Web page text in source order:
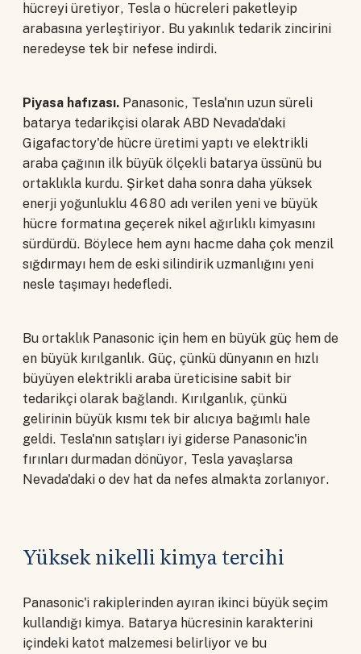
hücreyi üretiyor, Tesla o hücreleri paketleyip
arabasına yerleştiriyor. Bu yakınlık tedarik zincirini
neredeyse tek bir nefese indirdi.
Piyasa hafızası. Panasonic, Tesla'nın uzun süreli
batarya tedarikçisi olarak ABD Nevada'daki
Gigafactory'de hücre üretimi yaptı ve elektrikli
araba çağının ilk büyük ölçekli batarya üssünü bu
ortaklıkla kurdu. Şirket daha sonra daha yüksek
enerji yoğunluklu 4680 adı verilen yeni ve büyük
hücre formatına geçerek nikel ağırlıklı kimyasını
sürdürdü. Böylece hem aynı hacme daha çok menzil
sığdırmayı hem de eski silindirik uzmanlığını yeni
nesle taşımayı hedefledi.
Bu ortaklık Panasonic için hem en büyük güç hem de
en büyük kırılganlık. Güç, çünkü dünyanın en hızlı
büyüyen elektrikli araba üreticisine sabit bir
tedarikçi olarak bağlandı. Kırılganlık, çünkü
gelirinin büyük kısmı tek bir alıcıya bağımlı hale
geldi. Tesla'nın satışları iyi giderse Panasonic'in
fırınları durmadan dönüyor, Tesla yavaşlarsa
Nevada'daki o dev hat da nefes almakta zorlanıyor.
Yüksek nikelli kimya tercihi
Panasonic'i rakiplerinden ayıran ikinci büyük seçim
kullandığı kimya. Batarya hücresinin karakterini
içindeki katot malzemesi belirliyor ve bu